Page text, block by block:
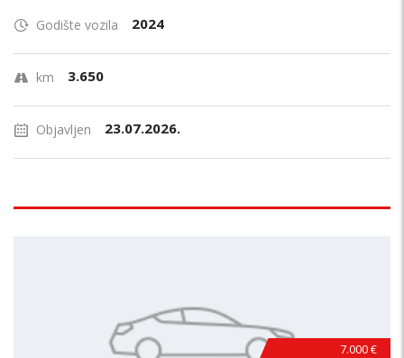
Godište vozila 2024
km 3.650
Objavljen 23.07.2026.
7.000 €